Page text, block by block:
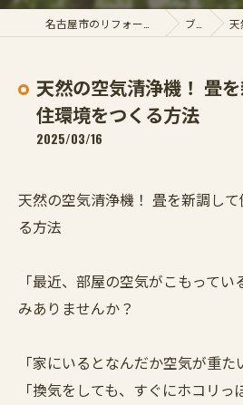
ブログ 天然
天然の空気清浄機！ 畳
住環境をつくる方法
2025/03/16
天然の空気清浄機！ 畳を新調し
る方法
「最近、部屋の空気がこもって
みありませんか？
「家にいるとなんだか空気が重た
「換気をしても、すぐにホコリっ